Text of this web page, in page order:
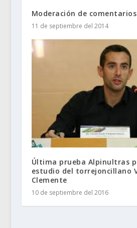
Moderación de
11 de septiembre del 2014
Última prueba Alpinultras
estudio del torrejoncillano
Clemente
10 de septiembre del 2016